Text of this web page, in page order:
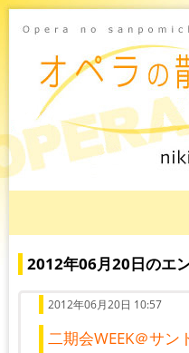
2012年06月20日のエ
2012年06月20日 10:57
二期会WEEK＠サ